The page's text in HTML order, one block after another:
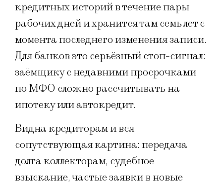
кредитных историй в течение пары
рабочих дней и хранится там семь лет с
момента последнего изменения записи.
Для банков это серьёзный стоп-сигнал:
заёмщику с недавними просрочками
по МФО сложно рассчитывать на
ипотеку или автокредит.
Видна кредиторам и вся
сопутствующая картина: передача
долга коллекторам, судебное
взыскание, частые заявки в новые